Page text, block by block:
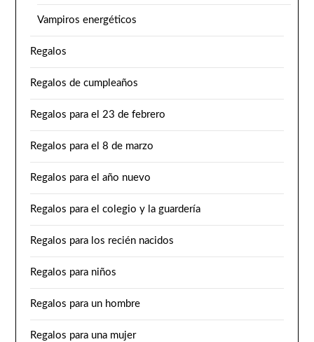
Vampiros energéticos
Regalos
Regalos de cumpleaños
Regalos para el 23 de febrero
Regalos para el 8 de marzo
Regalos para el año nuevo
Regalos para el colegio y la guardería
Regalos para los recién nacidos
Regalos para niños
Regalos para un hombre
Regalos para una mujer